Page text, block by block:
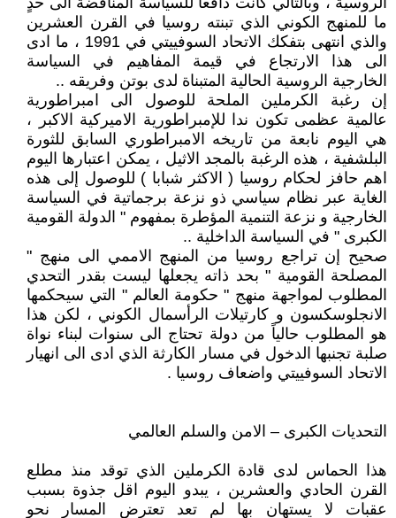
ما للمنهج الكوني الذي تبنته روسيا في القرن العشرين
والذي انتهى بتفكك الاتحاد السوفييتي في 1991 ، ما ادى
الى هذا الارتجاع في قيمة المفاهيم في السياسة
الخارجية الروسية الحالية المتبناة لدى بوتن وفريقه ..
إن رغبة الكرملين الملحة للوصول الى امبراطورية
عالمية عظمى تكون ندا للإمبراطورية الاميركية الاكبر ،
هي اليوم نابعة من تاريخه الامبراطوري السابق للثورة
البلشفية ، هذه الرغبة بالمجد الاثيل ، يمكن اعتبارها اليوم
اهم حافز لحكام روسيا ( الاكثر شبابا ) للوصول إلى هذه
الغاية عبر نظام سياسي ذو نزعة برجماتية في السياسة
الخارجية و نزعة التنمية المؤطرة بمفهوم " الدولة القومية
الكبرى " في السياسة الداخلية ..
صحيح إن تراجع روسيا من المنهج الاممي الى منهج "
المصلحة القومية " بحد ذاته يجعلها ليست بقدر التحدي
المطلوب لمواجهة منهج " حكومة العالم " التي سيحكمها
الانجلوسكسون و كارتيلات الرأسمال الكوني ، لكن هذا
هو المطلوب حالياً من دولة تحتاج الى سنوات لبناء نواة
صلبة تجنبها الدخول في مسار الكارثة الذي ادى الى انهيار
الاتحاد السوفييتي واضعاف روسيا .
التحديات الكبرى – الامن والسلم العالمي
هذا الحماس لدى قادة الكرملين الذي توقد منذ مطلع
القرن الحادي والعشرين ، يبدو اليوم اقل جذوة بسبب
عقبات لا يستهان بها لم تعد تعترض المسار نحو